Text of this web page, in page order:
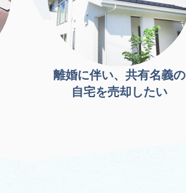
離婚に伴い、共有名義の
自宅を売却したい